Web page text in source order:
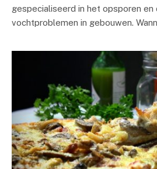
gespecialiseerd in het opsporen en
vochtproblemen in gebouwen.